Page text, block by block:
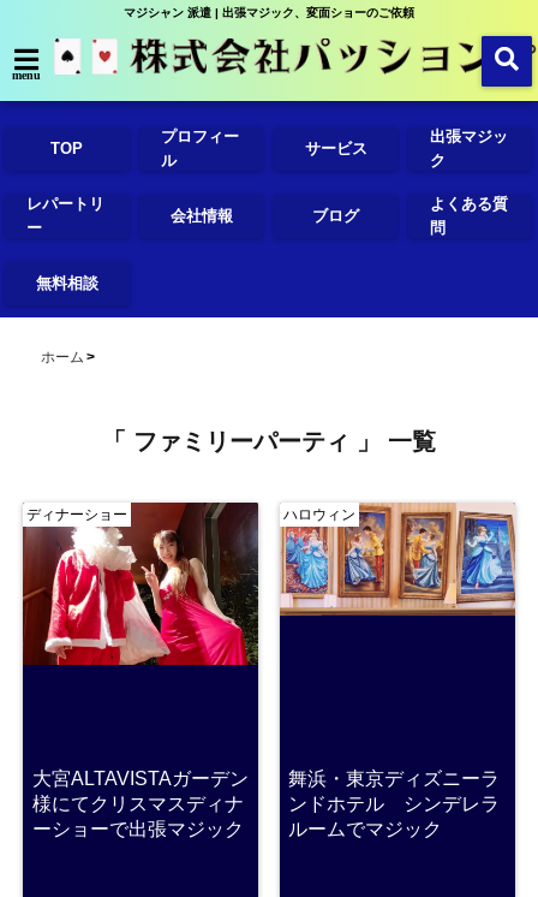
マジシャン 派遣 | 出張マジック、変面ショーのご依頼
menu
TOP
プロフィー
ル
サービス
出張マジッ
ク
レパートリ
ー
会社情報 ブログ
よくある質
問
無料相談
ホーム
「 ファミリーパーティ 」 一覧
ディナーショー
大宮ALTAVISTAガーデン
様にてクリスマスディナ
ーショーで出張マジック
ハロウィン
舞浜・東京ディズニーラ
ンドホテル シンデレラ
ルームでマジック